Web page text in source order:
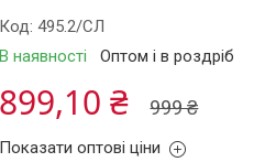
В наявності Оптом і в роздріб
Код:495.2/СЛ
999 ₴
899,10 ₴
Показати оптові ціни